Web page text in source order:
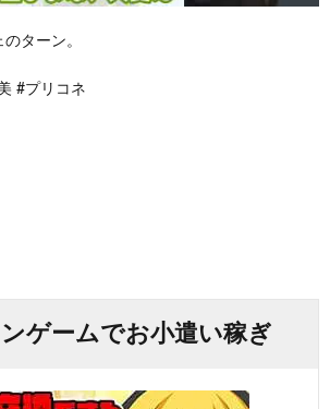
ターン。
#プリコネ
ゲームでお小遣い稼ぎ